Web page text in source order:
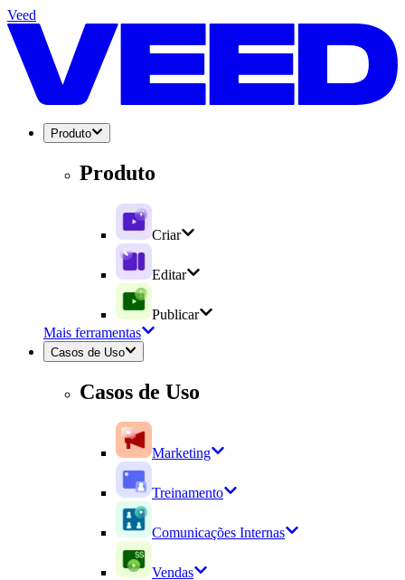
Veed
Produto
Produto
Criar
Editar
Publicar
Mais ferramentas
Casos de Uso
Casos de Uso
Marketing
Treinamento
Comunicações Internas
Vendas